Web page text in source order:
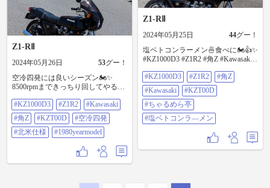
Z1-RⅡ
2024年05月26日 53グー！
空冷四発には良いシーズン🏍️✨
8500rpmまできっちり回してやる✨
#KZ1000D3 #Z1R2 #Kawasaki #角Z
#KZT00D #空冷四発 #北米仕様
#1980yearmodel
#KZ1000D3 #Z1R2
#Kawasaki
#角Z
#KZT00D
#空冷四発
#北米仕様
#1980yearmodel
Z1-RⅡ
2024年05月25日 44グー！
塩ベトコンラーメン🍜食べに🏍️👍✨
#KZ1000D3 #Z1R2 #角Z #Kawasaki
ンラ―メン
#KZ1000D3 #Z1R2
#角Z
#Kawasaki
#KZT00D
#ちゃるめら亭
#塩ベトコンラ―メン